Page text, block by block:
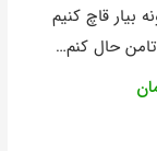
بیار قاچ کنیم
حال کنم…